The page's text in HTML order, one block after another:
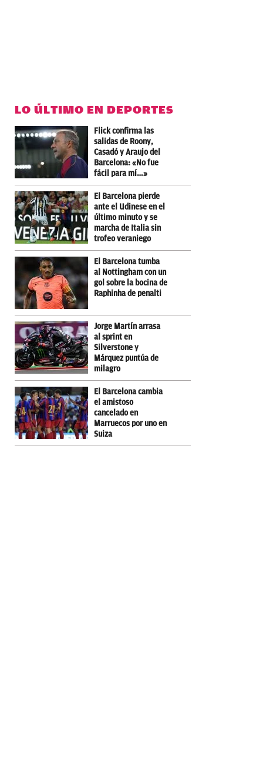
LO ÚLTIMO EN DEPORTES
Flick confirma las
salidas de Roony,
Casadó y Araujo del
Barcelona: «No fue
fácil para mí…»
El Barcelona pierde
ante el Udinese en el
último minuto y se
marcha de Italia sin
trofeo veraniego
El Barcelona tumba
al Nottingham con un
gol sobre la bocina de
Raphinha de penalti
Jorge Martín arrasa
al sprint en
Silverstone y
Márquez puntúa de
milagro
El Barcelona cambia
el amistoso
cancelado en
Marruecos por uno en
Suiza